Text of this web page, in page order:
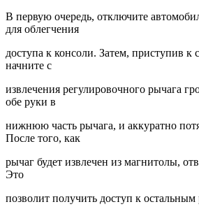
В первую очередь, отключите
для облегчения
доступа к консоли. Затем, приступив к
начните с
извлечения регулировочного рычага
обе руки в
нижнюю часть рычага, и аккуратно
После того, как
рычаг будет извлечен из магнитолы,
Это
позволит получить доступ к